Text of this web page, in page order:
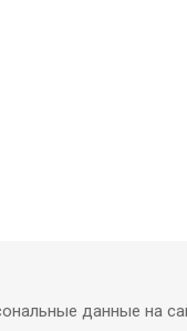
данные на